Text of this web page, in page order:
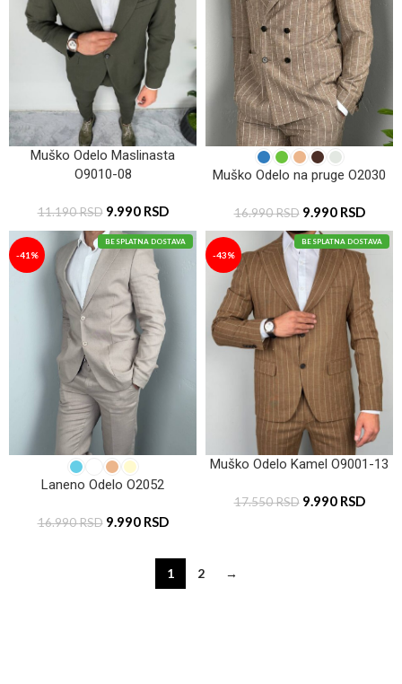
Muško Odelo Maslinasta
O9010-08
11.190RSD 9.990 RSD
Muško Odelo na pruge O2030
16.990RSD 9.990 RSD
BESPLATNA DOSTAVA
-41%
Laneno Odelo O2052
16.990RSD 9.990 RSD
BESPLATNA DOSTAVA
-43%
Muško Odelo Kamel O9001-13
17.550RSD 9.990 RSD
1 2 →